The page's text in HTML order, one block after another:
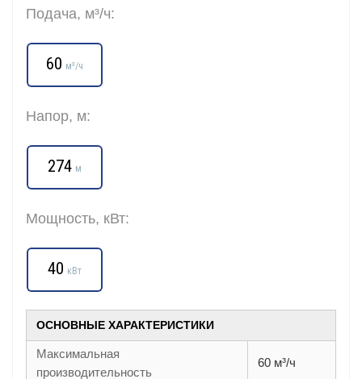
Подача, м³/ч:
60 м³/ч
Напор, м:
274 м
Мощность, кВт:
40 кВт
ОСНОВНЫЕ ХАРАКТЕРИСТИКИ
Максимальная
производительность
60 м³/ч